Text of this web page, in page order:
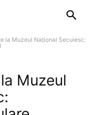
la Muzeul Național Secuiesc:
Muzeul